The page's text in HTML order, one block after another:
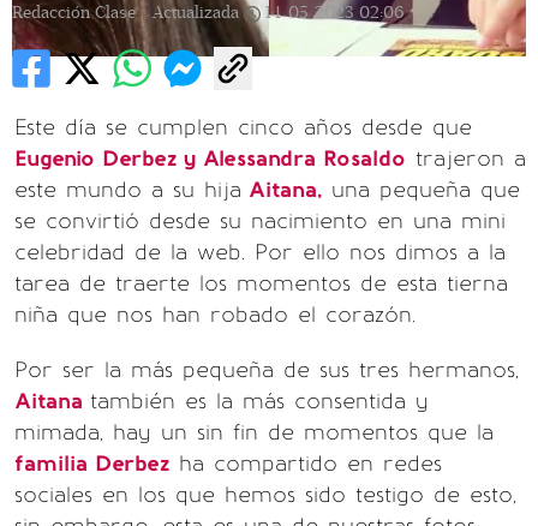
Redacción Clase |
Actualizada 14/05/2023 02:06
Este día se cumplen cinco años desde que
Eugenio Derbez y Alessandra Rosaldo trajeron a
este mundo a su hija Aitana, una pequeña que
se convirtió desde su nacimiento en una mini
celebridad de la web. Por ello nos dimos a la
tarea de traerte los momentos de esta tierna
niña que nos han robado el corazón.
Por ser la más pequeña de sus tres hermanos,
Aitana también es la más consentida y
mimada, hay un sin fin de momentos que la
familia Derbez ha compartido en redes
sociales en los que hemos sido testigo de esto,